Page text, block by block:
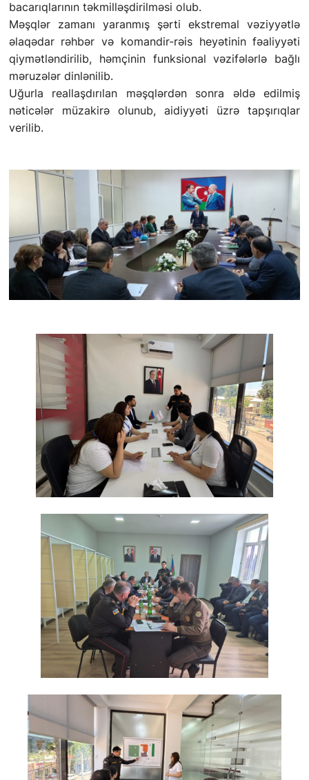
bacarıqlarının təkmilləşdirilməsi olub.
Məşqlər zamanı yaranmış şərti ekstremal vəziyyətlə
əlaqədar rəhbər və komandir-rəis heyətinin fəaliyyəti
qiymətləndirilib, həmçinin funksional vəzifələrlə bağlı
məruzələr dinlənilib.
Uğurla reallaşdırılan məşqlərdən sonra əldə edilmiş
nəticələr müzakirə olunub, aidiyyəti üzrə tapşırıqlar
verilib.